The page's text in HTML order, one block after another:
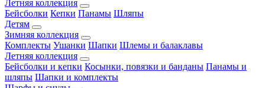
Летняя коллекция
Бейсболки Кепки Панамы Шляпы
Детям
Зимняя коллекция
Комплекты Ушанки Шапки Шлемы и балаклавы
Летняя коллекция
Бейсболки и кепки Косынки, повязки и банданы Панамы и
шляпы Шапки и комплекты